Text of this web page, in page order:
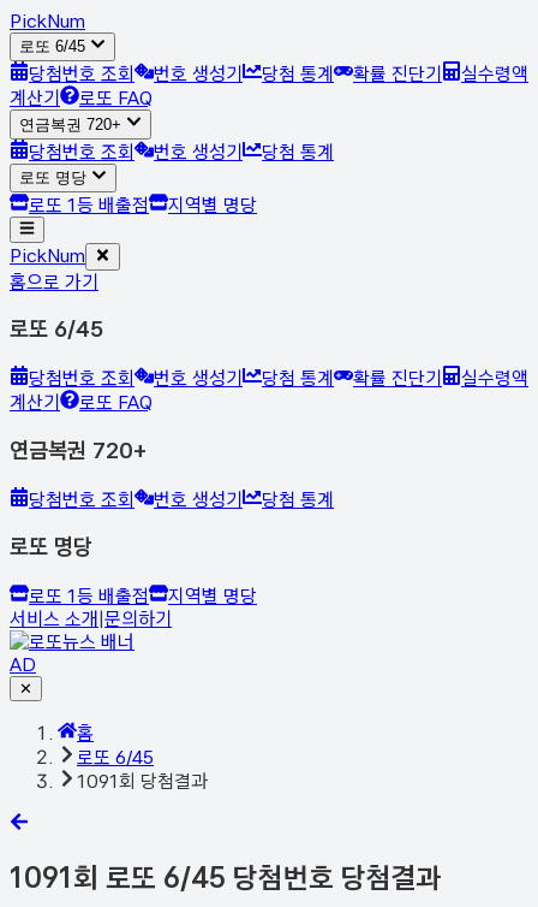
PickNum
로또 6/45
당첨번호 조회 번호 생성기 당첨 통계 확률 진단기
실수령액
계산기
로또 FAQ
연금복권 720+
당첨번호 조회 번호 생성기 당첨 통계
로또 명당
로또 1등 배출점 지역별 명당
PickNum
홈으로 가기
로또 6/45
당첨번호 조회 번호 생성기 당첨 통계 확률 진단기
실수령액
계산기
로또 FAQ
연금복권 720+
당첨번호 조회 번호 생성기 당첨 통계
로또 명당
로또 1등 배출점
지역별 명당
서비스 소개|문의하기
AD
✕
홈
로또 6/45
1091회 당첨결과
1091회 로또 6/45 당첨번호 당첨결과